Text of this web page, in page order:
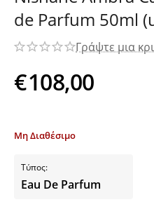
de Parfum 50ml
Γράψτε μια
€108,00
Μη Διαθέσιμο
Τύπος:
Eau De Parfum